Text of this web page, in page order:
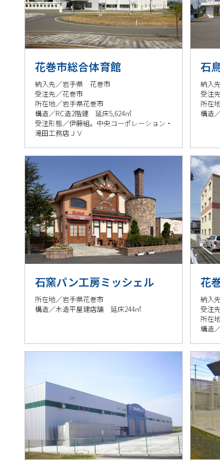
花巻市総合体育館
納入先／岩手県 花巻市
受注先／花巻市
所在地／岩手県花巻市
構造／RC造2階建 延床5,624㎡
受注形態／伊藤組。中央コーポレーション・
滝田工務店ＪＶ
石
納入
受注
所在
構造
石窯パン工房ミッシェル
所在地／岩手県花巻市
構造／木造平屋建店舗 延床244㎡
花
納入
受注
所在
構造